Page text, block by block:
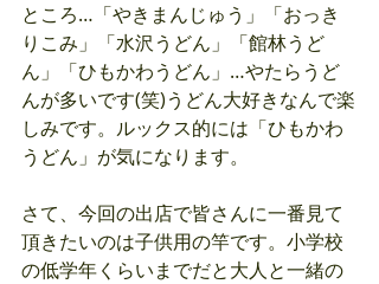
ところ…「やきまんじゅう」「おっき
りこみ」「水沢うどん」「館林うど
ん」「ひもかわうどん」…やたらうど
んが多いです(笑)うどん大好きなんで楽
しみです。ルックス的には「ひもかわ
うどん」が気になります。
さて、今回の出店で皆さんに一番見て
頂きたいのは子供用の竿です。小学校
の低学年くらいまでだと大人と一緒の